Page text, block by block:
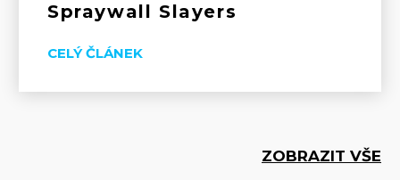
Spraywall Slayers
CELÝ ČLÁNEK
ZOBRAZIT VŠE